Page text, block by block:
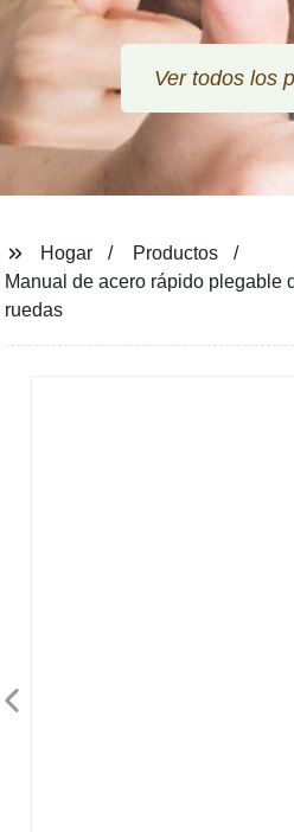
Ver todos los
Hogar
Productos
Manual de acero rápido plegable
ruedas